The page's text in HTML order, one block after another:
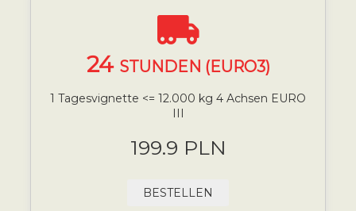
24 STUNDEN (EURO3)
1 Tagesvignette <= 12.000 kg 4 Achsen EURO
199.9 PLN
BESTELLEN